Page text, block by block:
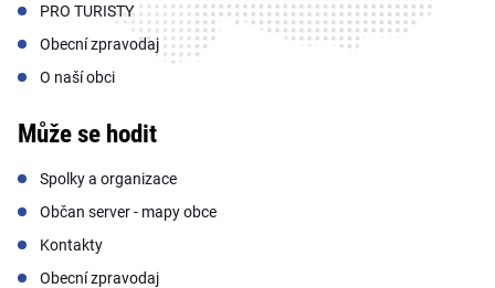
PRO TURISTY
Obecní zpravodaj
O naší obci
Může se hodit
Spolky a organizace
Občan server - mapy obce
Kontakty
Obecní zpravodaj